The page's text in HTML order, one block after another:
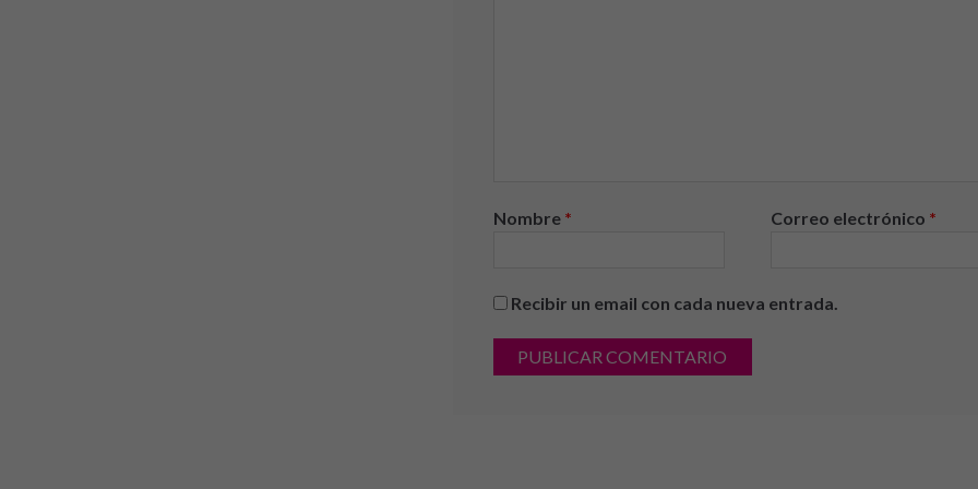
Nombre * Correo electrónico *
Recibir un email con cada nueva entrada.